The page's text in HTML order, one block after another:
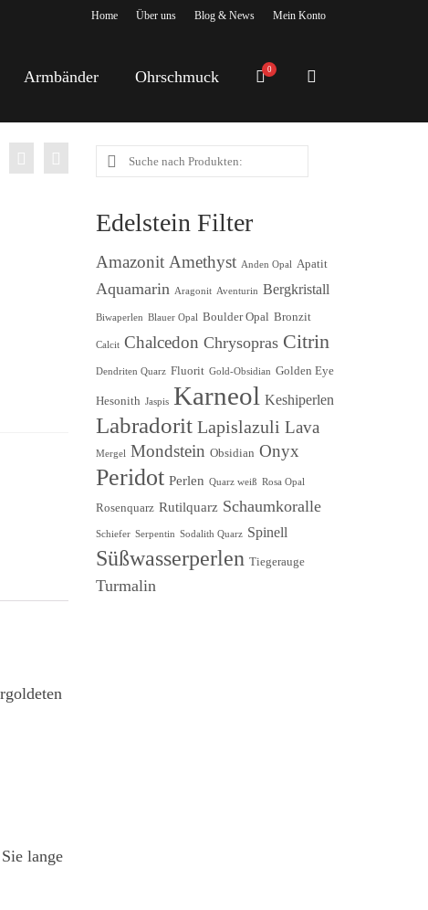
Home Über uns Blog & News Mein Konto
Armbänder Ohrschmuck 0
lange
Suche
nach:
Edelstein Filter
Amazonit Amethyst Anden Opal Apatit
Aquamarin Aragonit Aventurin Bergkristall
Biwaperlen Blauer Opal Boulder Opal Bronzit
Calcit Chalcedon Chrysopras Citrin
Dendriten Quarz Fluorit Gold-Obsidian Golden Eye
Hesonith Jaspis Karneol Keshiperlen
Labradorit Lapislazuli Lava
Mergel Mondstein Obsidian Onyx
Peridot Perlen Quarz weiß Rosa Opal
Rosenquarz Rutilquarz Schaumkoralle
Schiefer Serpentin Sodalith Quarz Spinell
Süßwasserperlen Tiegerauge
Turmalin